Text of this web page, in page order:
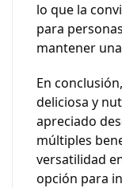
lo que la
para
mantener
En
deliciosa y
apreciado
múltiples
versatilidad
opción para